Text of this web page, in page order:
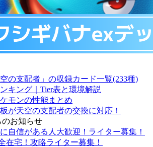
の支配者」の収録カード一覧(233種)
キング｜Tier表と環境解説
モンの性能まとめ
が天空の支配者の交換に対応！
のお知らせ
自信がある人大歓迎！ライター募集！
在宅！攻略ライター募集！